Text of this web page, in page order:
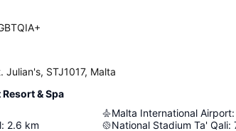
STJ1017, Malta
& Spa
: 2.6 km
Malta International Airport:
National Stadium Ta' Qali: